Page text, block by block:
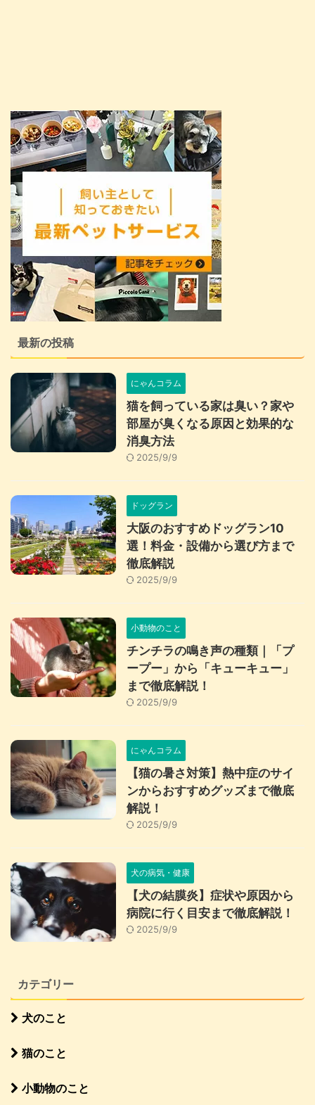
最新の投稿
にゃんコラム
猫を飼っている家は臭い？家や
部屋が臭くなる原因と効果的な
消臭方法
2025/9/9
ドッグラン
大阪のおすすめドッグラン10
選！料金・設備から選び方まで
徹底解説
2025/9/9
小動物のこと
チンチラの鳴き声の種類｜「プ
ープー」から「キューキュー」
まで徹底解説！
2025/9/9
にゃんコラム
【猫の暑さ対策】熱中症のサイ
ンからおすすめグッズまで徹底
解説！
2025/9/9
犬の病気・健康
【犬の結膜炎】症状や原因から
病院に行く目安まで徹底解説！
2025/9/9
カテゴリー
犬のこと
猫のこと
小動物のこと